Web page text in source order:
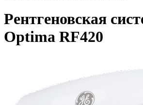
Рентгеновская
Optima RF420